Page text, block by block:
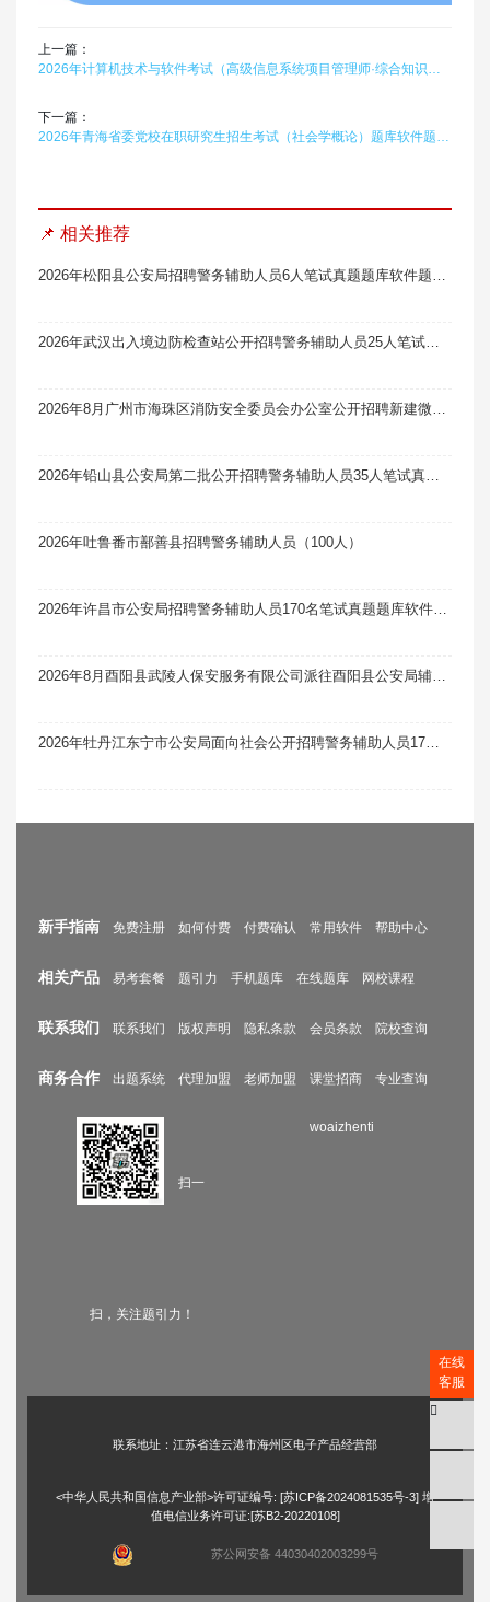
上一篇：
2026年计算机技术与软件考试（高级信息系统项目管理师·综合知识）题库软件题引力
下一篇：
2026年青海省委党校在职研究生招生考试（社会学概论）题库软件题引力
📌 相关推荐
2026年吐鲁番市鄯善县招聘警务辅助人员（100人）
新手指南 免费注册 如何付费 付费确认 常用软件 帮助中心
相关产品 易考套餐 题引力 手机题库 在线题库 网校课程
联系我们 联系我们 版权声明 隐私条款 会员条款 院校查询
商务合作 出题系统 代理加盟 老师加盟 课堂招商 专业查询
扫一
扫，关注题引力！
woaizhenti
联系地址：江苏省连云港市海州区电子产品经营部
<中华人民共和国信息产业部>许可证编号: [苏ICP备2024081535号-3] 增
值电信业务许可证:[苏B2-20220108]
苏公网安备 44030402003299号
在线
客服